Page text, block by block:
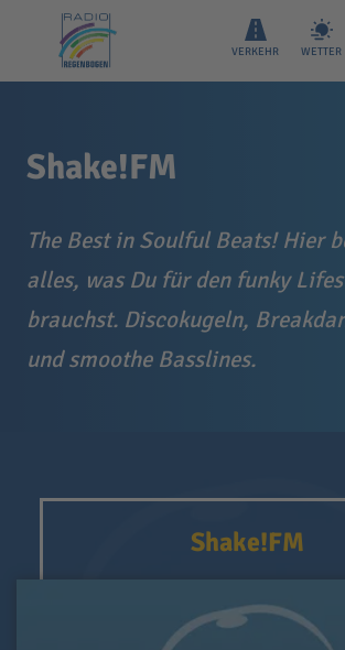
VERKEHR WETTER
Shake!FM
The Best in Soulful Beats! Hier
alles, was Du für den funky
brauchst. Discokugeln,
und smoothe Basslines.
Shake!FM